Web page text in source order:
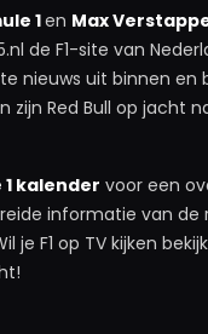
1en Max
de F1-site van
nieuws uit binnen en
zijn Red Bull op jacht
kalender voor een
informatie van de
je F1 op TV kijken